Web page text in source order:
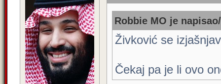
Robbie MO je
Živković se
Čekaj pa je li ovo